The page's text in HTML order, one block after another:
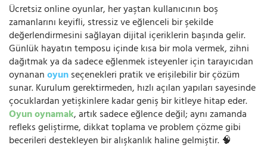
Ücretsiz online oyunlar, her yaştan kullanıcının boş
zamanlarını keyifli, stressiz ve eğlenceli bir şekilde
değerlendirmesini sağlayan dijital içeriklerin başında gelir.
Günlük hayatın temposu içinde kısa bir mola vermek, zihni
dağıtmak ya da sadece eğlenmek isteyenler için tarayıcıdan
oynananoyunseçenekleri pratik ve erişilebilir bir çözüm
sunar. Kurulum gerektirmeden, hızlı açılan yapıları sayesinde
çocuklardan yetişkinlere kadar geniş bir kitleye hitap eder.
Oyun oynamak, artık sadece eğlence değil; aynı zamanda
refleks geliştirme, dikkat toplama ve problem çözme gibi
becerileri destekleyen bir alışkanlık haline gelmiştir. 🧠